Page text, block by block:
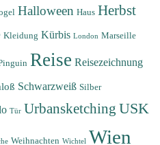
Halloween Haus Herbst
Kleidung Kürbis London Marseille
Reise Reisezeichnung
Schwarzweiß Silber
Tür Urbansketching USK
Weihnachten Wichtel Wien